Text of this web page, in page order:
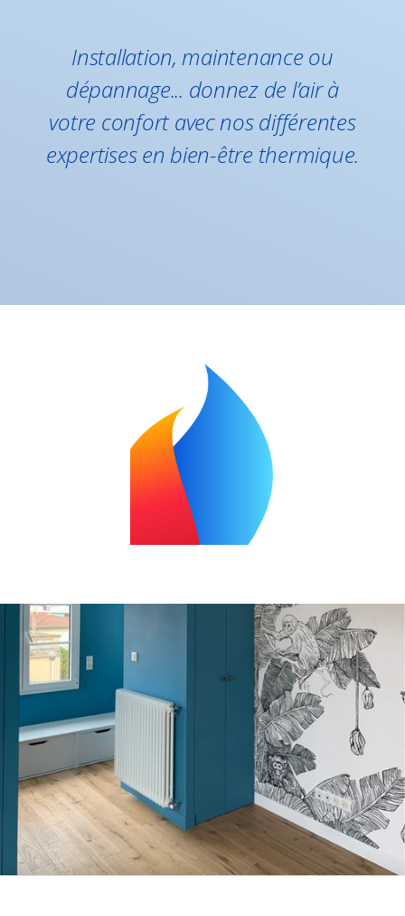
Installation, maintenance ou
dépannage... donnez de l’air à
votre confort avec nos différentes
expertises en bien-être thermique.